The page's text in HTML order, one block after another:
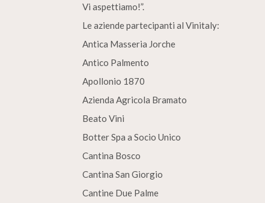
Vi aspettiamo!”.
Le aziende partecipanti al Vinitaly:
Antica Masseria Jorche
Antico Palmento
Apollonio 1870
Azienda Agricola Bramato
Beato Vini
Botter Spa a Socio Unico
Cantina Bosco
Cantina San Giorgio
Cantine Due Palme